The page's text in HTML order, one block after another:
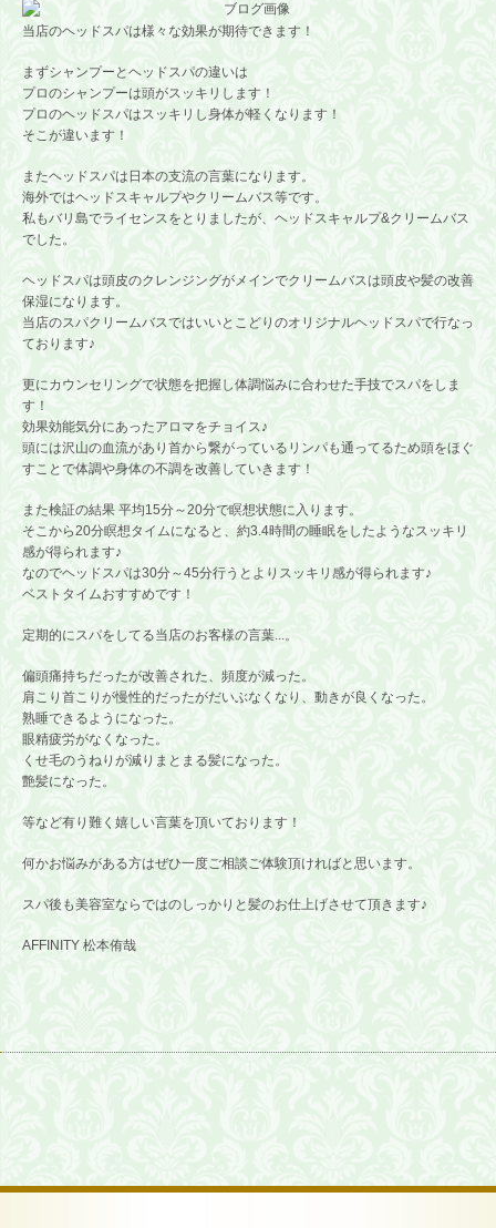
当店のヘッドスパは様々な効果が期待できます！
まずシャンプーとヘッドスパの違いは
プロのシャンプーは頭がスッキリします！
プロのヘッドスパはスッキリし身体が軽くなります！
そこが違います！
またヘッドスパは日本の支流の言葉になります。
海外ではヘッドスキャルプやクリームバス等です。
私もバリ島でライセンスをとりましたが、ヘッドスキャルプ&クリームバス
でした。
ヘッドスパは頭皮のクレンジングがメインでクリームバスは頭皮や髪の改善
保湿になります。
当店のスパクリームバスではいいとこどりのオリジナルヘッドスパで行なっ
ております♪
更にカウンセリングで状態を把握し体調悩みに合わせた手技でスパをしま
す！
効果効能気分にあったアロマをチョイス♪
頭には沢山の血流があり首から繋がっているリンパも通ってるため頭をほぐ
すことで体調や身体の不調を改善していきます！
また検証の結果 平均15分～20分で瞑想状態に入ります。
そこから20分瞑想タイムになると、約3.4時間の睡眠をしたようなスッキリ
感が得られます♪
なのでヘッドスパは30分～45分行うとよりスッキリ感が得られます♪
ベストタイムおすすめです！
定期的にスパをしてる当店のお客様の言葉...。
偏頭痛持ちだったが改善された、頻度が減った。
肩こり首こりが慢性的だったがだいぶなくなり、動きが良くなった。
熟睡できるようになった。
眼精疲労がなくなった。
くせ毛のうねりが減りまとまる髪になった。
艶髪になった。
等など有り難く嬉しい言葉を頂いております！
何かお悩みがある方はぜひ一度ご相談ご体験頂ければと思います。
スパ後も美容室ならではのしっかりと髪のお仕上げさせて頂きます♪
AFFINITY 松本侑哉